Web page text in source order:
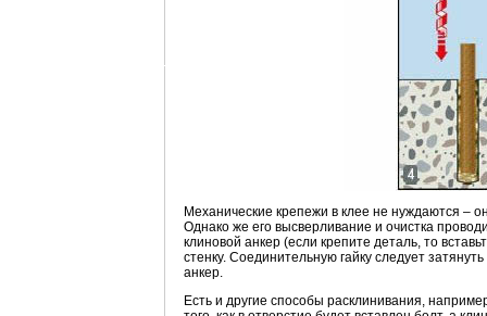
Механические крепежи в клее не нуждаются –
Однако же его высверливание и очистка
клиновой анкер (если крепите деталь, то
стенку. Соединительную гайку следует
анкер.
Есть и другие способы расклинивания,